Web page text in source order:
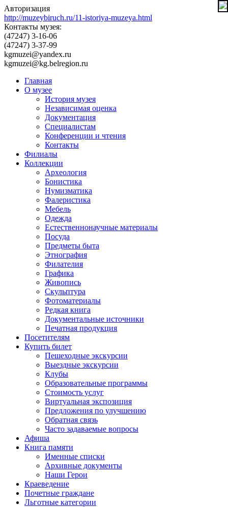
Авторизация
http://muzeybiruch.ru/11-istoriya-muzeya.html
Контакты музея:
(47247) 3-16-06
(47247) 3-37-99
kgmuzei@yandex.ru
kgmuzei@kg.belregion.ru
Главная
О музее
История музея
Независимая оценка
Документация
Специалистам
Конференции и чтения
Контакты
Филиалы
Коллекции
Археология
Бонистика
Нумизматика
Фалеристика
Мебель
Одежда
Естественнонаучные материалы
Посуда
Предметы быта
Этнография
Филателия
Графика
Живопись
Скульптура
Фотоматериалы
Редкая книга
Документальные источники
Печатная продукция
Посетителям
Купить билет
Пешеходные экскурсии
Выездные экскурсии
Клубы
Образовательные программы
Стоимость услуг
Виртуальная экспозиция
Предложения по улучшению
Обратная связь
Часто задаваемые вопросы
Афиша
Книга памяти
Именные списки
Архивные документы
Наши Герои
Краеведение
Почетные граждане
Льготные категории